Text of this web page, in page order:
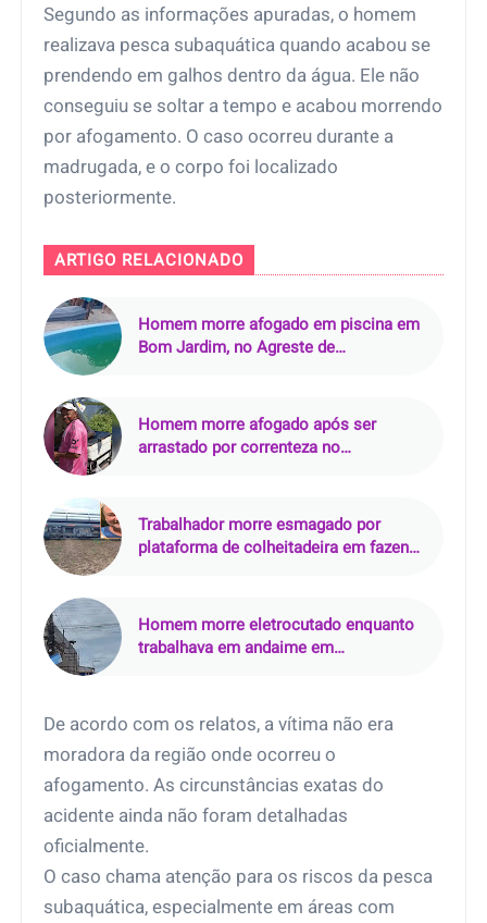
Segundo as informações apuradas, o homem
realizava pesca subaquática quando acabou se
prendendo em galhos dentro da água. Ele não
conseguiu se soltar a tempo e acabou morrendo
por afogamento. O caso ocorreu durante a
madrugada, e o corpo foi localizado
posteriormente.
ARTIGO RELACIONADO
Homem morre afogado em piscina em
Bom Jardim, no Agreste de
Homem morre afogado após ser
arrastado por correnteza no
Trabalhador morre esmagado por
plataforma de colheitadeira em fazenda
Homem morre eletrocutado enquanto
trabalhava em andaime em
De acordo com os relatos, a vítima não era
moradora da região onde ocorreu o
afogamento. As circunstâncias exatas do
acidente ainda não foram detalhadas
oficialmente.
O caso chama atenção para os riscos da pesca
subaquática, especialmente em áreas com